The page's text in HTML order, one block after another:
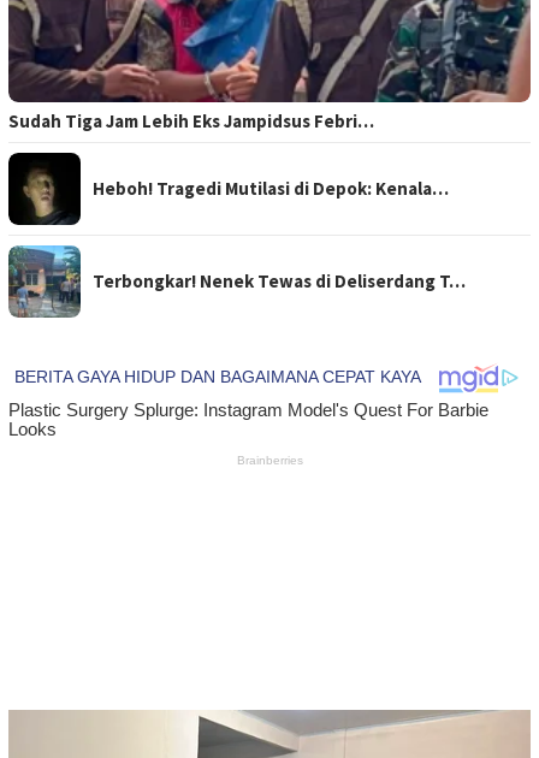
Sudah Tiga Jam Lebih Eks Jampidsus Febri…
Heboh! Tragedi Mutilasi di Depok: Kenala…
Terbongkar! Nenek Tewas di Deliserdang T…